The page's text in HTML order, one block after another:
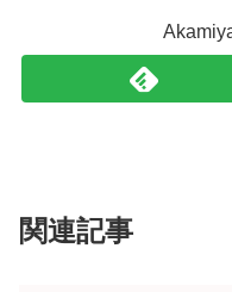
関連記事